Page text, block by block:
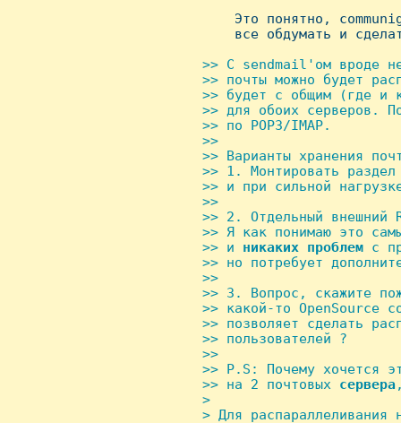
Это понятно,
все обдумать и
>> С sendmail'ом вроде
>> почты можно будет
>> будет с общим (где и
>> для обоих серверов.
>> по POP3/IMAP.
>>
>> Варианты хранения
>> 1. Монтировать
>> и при сильной
>>
>> 2. Отдельный внешний
>> Я как понимаю это
>> и никаких проблем с
>> но потребует
>>
>> 3. Вопрос, скажите
>> какой-то OpenSource
>> позволяет сделать
>> пользователей ?
>>
>> P.S: Почему хочется
>> на 2 почтовых сервера
>
> Для